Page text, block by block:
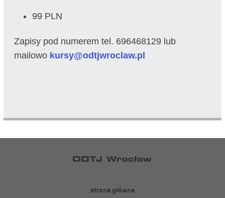
99 PLN
Zapisy pod numerem tel. 696468129 lub
mailowo kursy@odtjwroclaw.pl
strona główna